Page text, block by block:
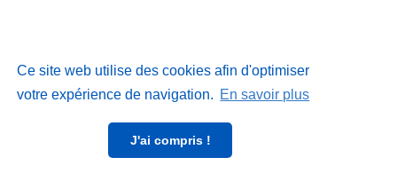
Ce site web utilise des cookies afin d'optimiser
votre expérience de navigation. En savoir plus
J'ai compris !